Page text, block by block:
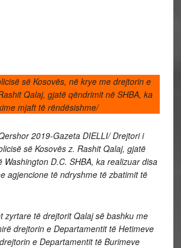
së Kosovës, në krye me drejtorin e
Qalaj, gjatë qëndrimit në SHBA, ka
mjaft të rëndësishme/
2019-Gazeta DIELLI/ Drejtori i
së Kosovës z. Rashit Qalaj, gjatë
Washington D.C. SHBA, ka realizuar disa
agjencione të ndryshme të zbatimit të
të drejtorit Qalaj së bashku me
drejtorin e Departamentit të Hetimeve
e Departamentit të Burimeve